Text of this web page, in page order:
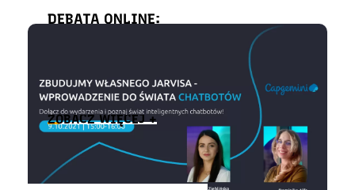
DEBATA ONLINE:
PRZYSZŁOŚĆ?
ZOBACZ WIĘCEJ +